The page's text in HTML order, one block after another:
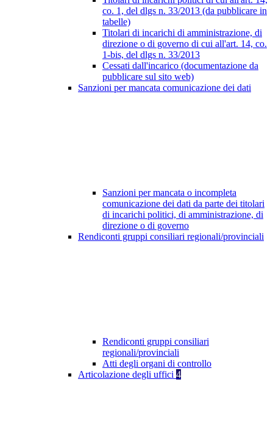
co. 1, del dlgs n. 33/2013 (da pubblicare in
tabelle)
Titolari di incarichi di amministrazione, di
direzione o di governo di cui all'art. 14, co.
1-bis, del dlgs n. 33/2013
Cessati dall'incarico (documentazione da
pubblicare sul sito web)
Sanzioni per mancata comunicazione dei dati
Sanzioni per mancata o incompleta
comunicazione dei dati da parte dei titolari
di incarichi politici, di amministrazione, di
direzione o di governo
Rendiconti gruppi consiliari regionali/provinciali
Rendiconti gruppi consiliari
regionali/provinciali
Atti degli organi di controllo
Articolazione degli uffici 4